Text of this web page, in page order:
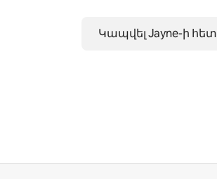
Կապվել Jayne-ի հետ